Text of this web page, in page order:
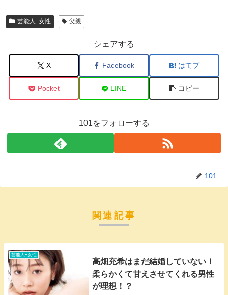
芸能人ｰ女性 父親
シェアする
X Facebook はてブ
Pocket LINE コピー
101をフォローする
101
関連記事
芸能人ｰ女性
高畑充希はまだ結婚していない！
柔らかくて甘えさせてくれる男性
が理想！？